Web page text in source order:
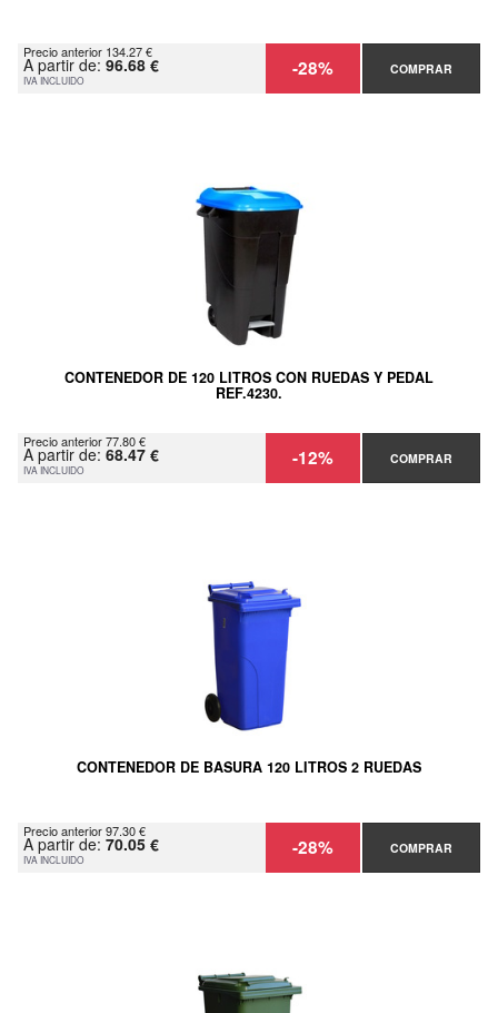
Precio anterior 134.27 €
A partir de: 96.68 €
IVA INCLUIDO -28% COMPRAR
CONTENEDOR DE 120 LITROS CON RUEDAS Y PEDAL
REF.4230.
Precio anterior 77.80 €
A partir de: 68.47 €
IVA INCLUIDO -12% COMPRAR
CONTENEDOR DE BASURA 120 LITROS 2 RUEDAS
Precio anterior 97.30 €
A partir de: 70.05 €
IVA INCLUIDO -28% COMPRAR